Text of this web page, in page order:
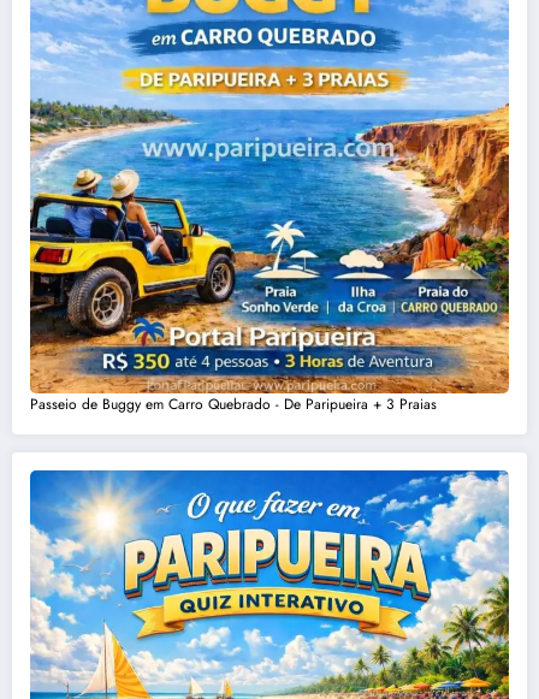
Passeio de Buggy em Carro Quebrado - De Paripueira + 3 Praias